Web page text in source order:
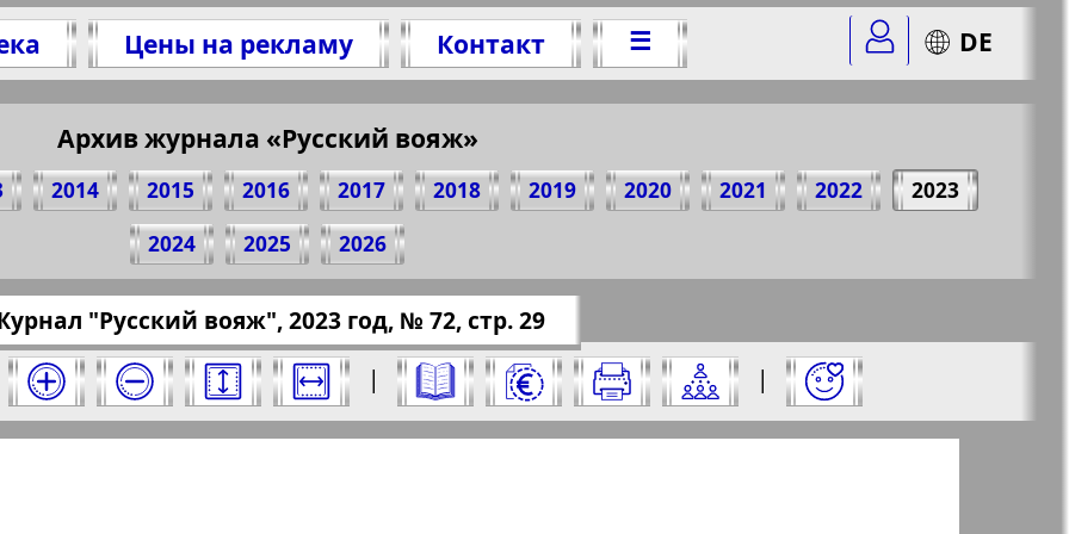
Цены на рекламу Контакт ☰ DE
Архив журнала «Русский вояж»
2014 2015 2016 2017 2018 2019 2020 2021 2022
2023
2024
2025 2026
2023 год. Выберите номер и нажмите на него:
"Русский вояж", 2023 год, № 72, стр. 29
| |
Отправить
29 стр. журнала "Русский вояж", № 72, 2023 г.
(Нажмите, чтобы скопировать ссылку)
?pub=russkiy-wojazh&god=2023&nomer=72&str=29